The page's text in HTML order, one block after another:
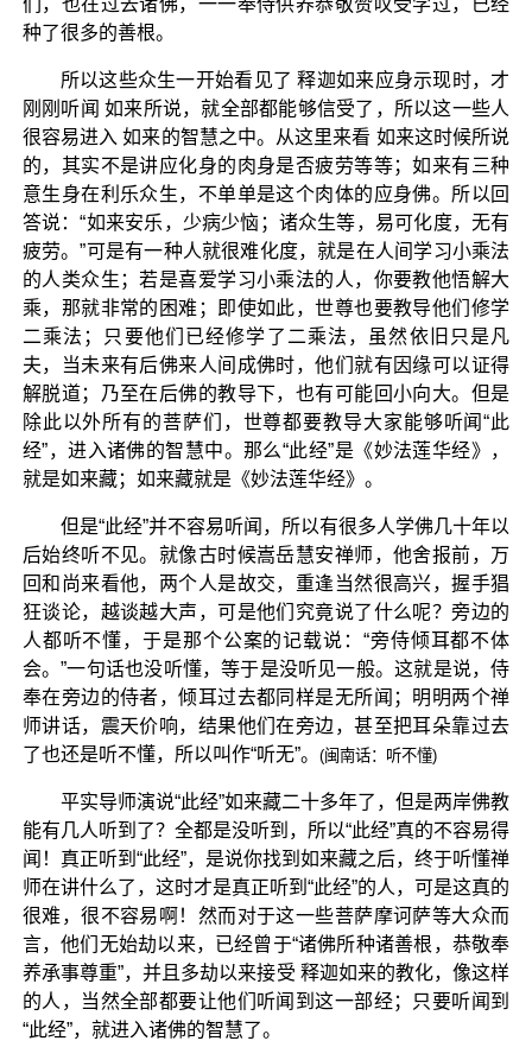
种了很多的善根。
所以这些众生一开始看见了 释迦如来应身示现时，才
刚刚听闻 如来所说，就全部都能够信受了，所以这一些人
很容易进入 如来的智慧之中。从这里来看 如来这时候所说
的，其实不是讲应化身的肉身是否疲劳等等；如来有三种
意生身在利乐众生，不单单是这个肉体的应身佛。所以回
答说：“如来安乐，少病少恼；诸众生等，易可化度，无有
疲劳。”可是有一种人就很难化度，就是在人间学习小乘法
的人类众生；若是喜爱学习小乘法的人，你要教他悟解大
乘，那就非常的困难；即使如此，世尊也要教导他们修学
二乘法；只要他们已经修学了二乘法，虽然依旧只是凡
夫，当未来有后佛来人间成佛时，他们就有因缘可以证得
解脱道；乃至在后佛的教导下，也有可能回小向大。但是
除此以外所有的菩萨们，世尊都要教导大家能够听闻“此
经”，进入诸佛的智慧中。那么“此经”是《妙法莲华经》，
就是如来藏；如来藏就是《妙法莲华经》。
但是“此经”并不容易听闻，所以有很多人学佛几十年以
后始终听不见。就像古时候嵩岳慧安禅师，他舍报前，万
回和尚来看他，两个人是故交，重逢当然很高兴，握手猖
狂谈论，越谈越大声，可是他们究竟说了什么呢？旁边的
人都听不懂，于是那个公案的记载说：“旁侍倾耳都不体
会。”一句话也没听懂，等于是没听见一般。这就是说，侍
奉在旁边的侍者，倾耳过去都同样是无所闻；明明两个禅
师讲话，震天价响，结果他们在旁边，甚至把耳朵靠过去
了也还是听不懂，所以叫作“听无”。 (闽南话：听不懂)
平实导师演说“此经”如来藏二十多年了，但是两岸佛教
能有几人听到了？全都是没听到，所以“此经”真的不容易得
闻！真正听到“此经”，是说你找到如来藏之后，终于听懂禅
师在讲什么了，这时才是真正听到“此经”的人，可是这真的
很难，很不容易啊！然而对于这一些菩萨摩诃萨等大众而
言，他们无始劫以来，已经曾于“诸佛所种诸善根，恭敬奉
养承事尊重”，并且多劫以来接受 释迦如来的教化，像这样
的人，当然全部都要让他们听闻到这一部经；只要听闻到
“此经”，就进入诸佛的智慧了。